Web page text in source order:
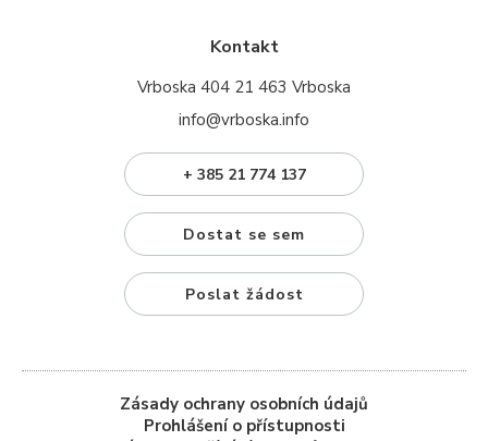
Kontakt
Vrboska 404 21 463 Vrboska
info@vrboska.info
+ 385 21 774 137
Dostat se sem
Poslat žádost
Zásady ochrany osobních údajů
Prohlášení o přístupnosti